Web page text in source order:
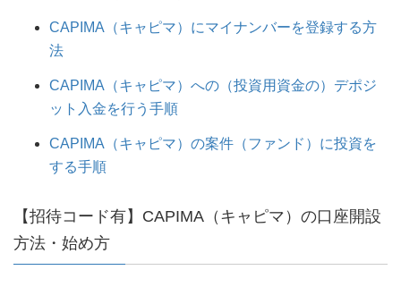
CAPIMA（キャピマ）にマイナンバーを登録する方
法
CAPIMA（キャピマ）への（投資用資金の）デポジ
ット入金を行う手順
CAPIMA（キャピマ）の案件（ファンド）に投資を
する手順
【招待コード有】CAPIMA（キャピマ）の口座開設
方法・始め方